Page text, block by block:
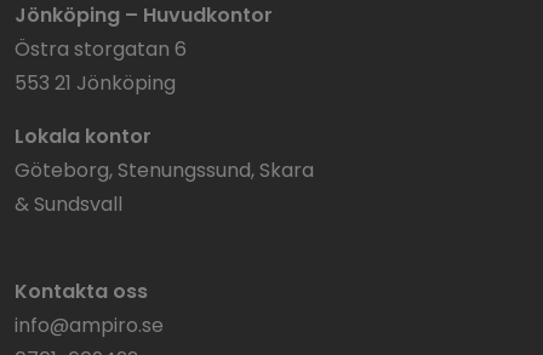
Jönköping – Huvudkontor
Östra storgatan 6
553 21 Jönköping
Lokala kontor
Göteborg, Stenungssund, Skara
& Sundsvall
Kontakta oss
info@ampiro.se